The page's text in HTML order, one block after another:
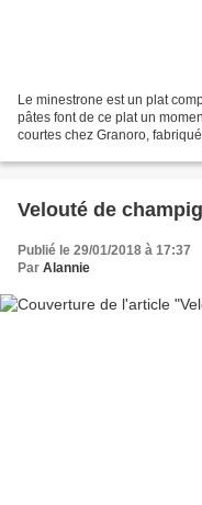
Le minestrone est un plat
pâtes font de ce plat un
courtes chez Granoro,
Velouté de
Publié le 29/01/2018 à 17:37
Par Alannie